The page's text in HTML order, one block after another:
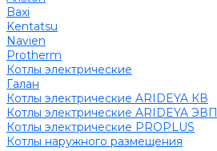
Baxi
Kentatsu
Navien
Protherm
Котлы электрические
Галан
Котлы электрические ARIDEYA КВ
Котлы электрические ARIDEYA ЭВП
Котлы электрические PROPLUS
Котлы наружного размещения